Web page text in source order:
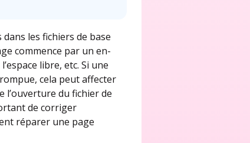
les fichiers de base
commence par un en-
libre, etc. Si une
cela peut affecter
l’ouverture du fichier de
de corriger
réparer une page